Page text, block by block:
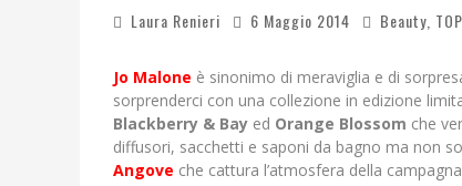
Laura Renieri 6 Maggio 2014 Beauty TOP
Jo Malone è sinonimo di meraviglia e di
sorprenderci con una collezione in edizione
Blackberry & Bay ed Orange Blossom che
diffusori, sacchetti e saponi da bagno ma non
Angove che cattura l’atmosfera della